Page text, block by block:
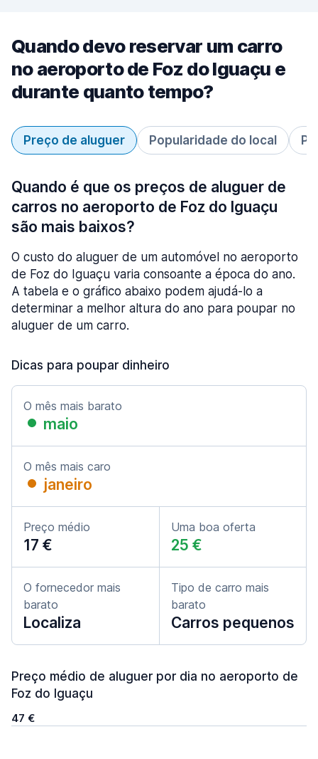
Quando devo reservar um carro
no aeroporto de Foz do Iguaçu e
durante quanto tempo?
Preço de aluguer Popularidade do local
Quando é que os preços de aluguer de
carros no aeroporto de Foz do Iguaçu
são mais baixos?
O custo do aluguer de um automóvel no aeroporto
de Foz do Iguaçu varia consoante a época do ano.
A tabela e o gráfico abaixo podem ajudá-lo a
determinar a melhor altura do ano para poupar no
aluguer de um carro.
Dicas para poupar dinheiro
O mês mais barato
maio
O mês mais caro
janeiro
Preço médio
17 €
Uma boa oferta
25 €
O fornecedor mais
barato
Localiza
Tipo de carro mais
barato
Carros pequenos
Preço médio de aluguer por dia no aeroporto de
Foz do Iguaçu
47 €